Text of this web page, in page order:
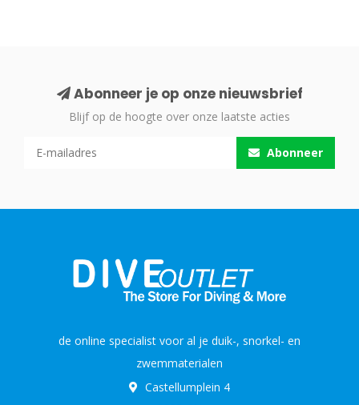
Abonneer je op onze nieuwsbrief
Blijf op de hoogte over onze laatste acties
Abonneer
de online specialist voor al je duik-, snorkel- en
zwemmaterialen
Castellumplein 4